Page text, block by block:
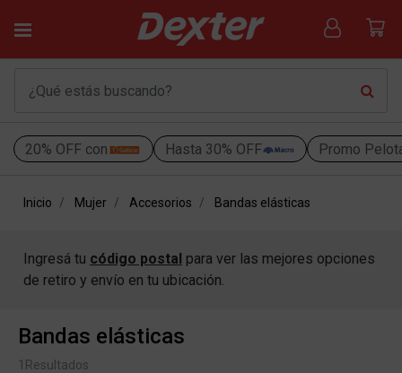
20% OFF con Hasta 30% OFF Promo
Inicio Mujer Accesorios Bandas elásticas
Ingresá tu código postal para ver las mejores opciones
de retiro y envío en tu ubicación.
Bandas elásticas
1 Resultados